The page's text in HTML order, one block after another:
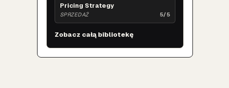
Pricing Strategy
SPRZEDAŻ 5/5
Zobacz całą bibliotekę